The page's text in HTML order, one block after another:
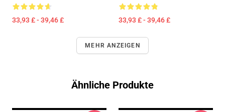
33,93 £ - 39,46 £ 33,93 £ - 39,46 £
MEHR ANZEIGEN
Ähnliche Produkte